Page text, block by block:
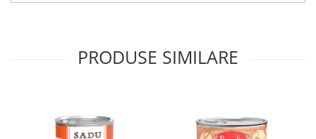
PRODUSE SIMILARE